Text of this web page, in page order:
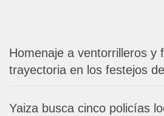
Homenaje a ventorrilleros y
trayectoria en los festejos
Yaiza busca cinco policías